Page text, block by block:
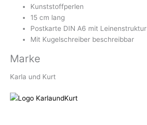
Kunststoffperlen
15 cm lang
Postkarte DIN A6 mit Leinenstruktur
Mit Kugelschreiber beschreibbar
Marke
Karla und Kurt